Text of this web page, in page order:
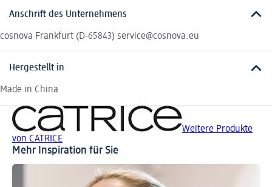
Anschrift des Unternehmens
cosnova Frankfurt (D-65843) service@cosnova.eu
Hergestellt in
Made in China
Weitere Produkte
von CATRICE
Mehr Inspiration für Sie